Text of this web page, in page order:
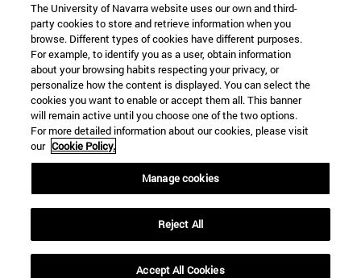
The University of Navarra website uses our own and third-
party cookies to store and retrieve information when you
browse. Different types of cookies have different purposes.
For example, to identify you as a user, obtain information
about your browsing habits respecting your privacy, or
personalize how the content is displayed. You can select the
cookies you want to enable or accept them all. This banner
will remain active until you choose one of the two options.
For more detailed information about our cookies, please visit
our Cookie Policy.
Manage cookies
Reject All
Accept All Cookies